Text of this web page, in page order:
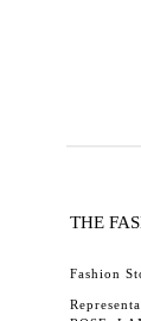
THE
Fashion